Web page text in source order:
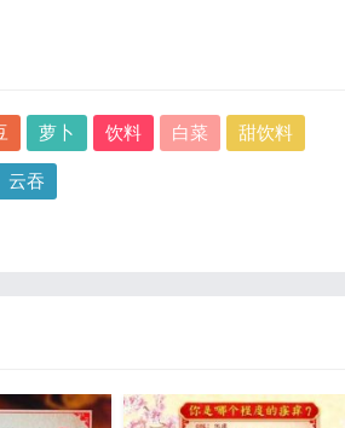
萝卜 饮料 白菜 甜饮料
云吞